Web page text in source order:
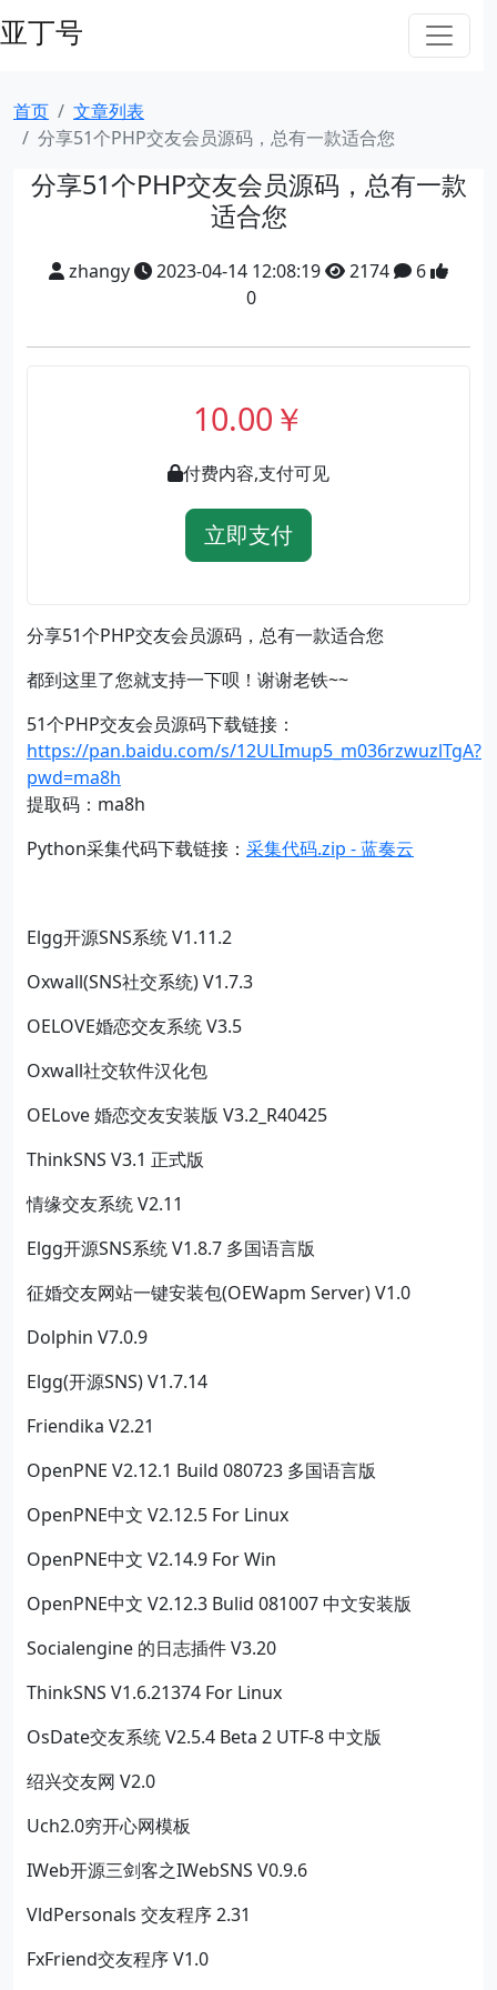
亚丁号
首页
文章列表
分享51个PHP交友会员源码，总有一款适合您
分享51个PHP交友会员源码，总有一款
适合您
zhangy 2023-04-14 12:08:19 2174
6
0
10.00￥
付费内容,支付可见
立即支付
分享51个PHP交友会员源码，总有一款适合您
都到这里了您就支持一下呗！谢谢老铁~~
51个PHP交友会员源码下载链接：
https://pan.baidu.com/s/12ULImup5_m036rzwuzlTgA?
pwd=ma8h
提取码：ma8h
Python采集代码下载链接： 采集代码.zip - 蓝奏云
Elgg开源SNS系统 V1.11.2
Oxwall(SNS社交系统) V1.7.3
OELOVE婚恋交友系统 V3.5
Oxwall社交软件汉化包
OELove 婚恋交友安装版 V3.2_R40425
ThinkSNS V3.1 正式版
情缘交友系统 V2.11
Elgg开源SNS系统 V1.8.7 多国语言版
征婚交友网站一键安装包(OEWapm Server) V1.0
Dolphin V7.0.9
Elgg(开源SNS) V1.7.14
Friendika V2.21
OpenPNE V2.12.1 Build 080723 多国语言版
OpenPNE中文 V2.12.5 For Linux
OpenPNE中文 V2.14.9 For Win
OpenPNE中文 V2.12.3 Bulid 081007 中文安装版
Socialengine 的日志插件 V3.20
ThinkSNS V1.6.21374 For Linux
OsDate交友系统 V2.5.4 Beta 2 UTF-8 中文版
绍兴交友网 V2.0
Uch2.0穷开心网模板
IWeb开源三剑客之IWebSNS V0.9.6
VldPersonals 交友程序 2.31
FxFriend交友程序 V1.0